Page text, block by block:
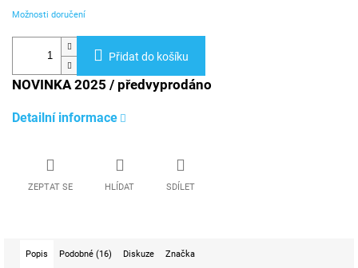
Možnosti doručení
Přidat do košíku
NOVINKA 2025 / předvyprodáno
Detailní informace
ZEPTAT SE HLÍDAT SDÍLET
Popis Podobné (16) Diskuze Značka